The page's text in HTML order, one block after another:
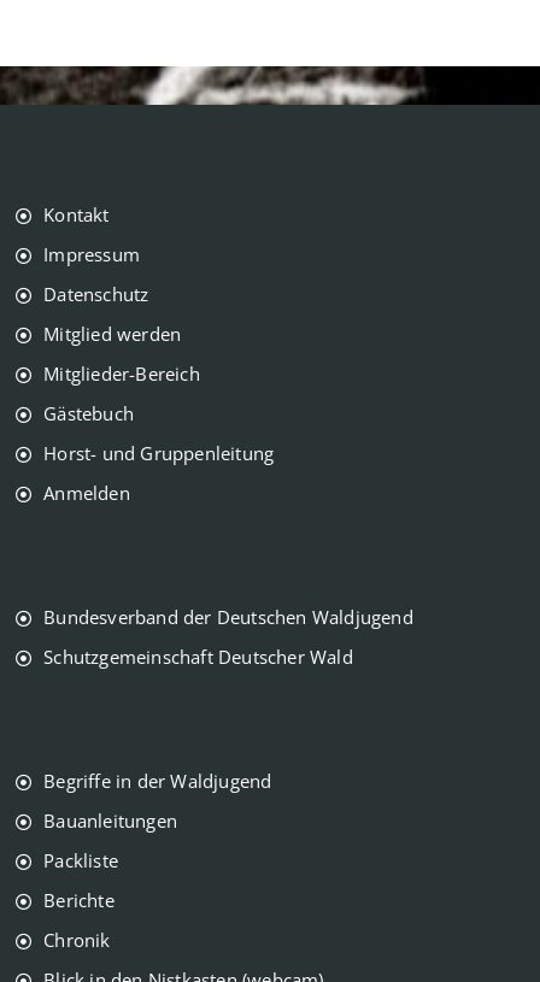
Kontakt
Impressum
Datenschutz
Mitglied werden
Mitglieder-Bereich
Gästebuch
Horst- und Gruppenleitung
Anmelden
Bundesverband der Deutschen Waldjugend
Schutzgemeinschaft Deutscher Wald
Begriffe in der Waldjugend
Bauanleitungen
Packliste
Berichte
Chronik